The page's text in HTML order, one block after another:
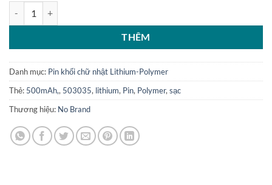
THÊM
Danh mục: Pin khối chữ nhật Lithium-Polymer
Thẻ: 500mAh,, 503035, lithium, Pin, Polymer, sạc
Thương hiệu: No Brand